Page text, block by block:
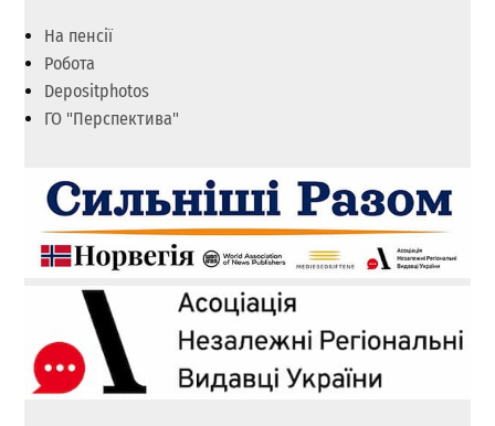
На пенсії
Робота
Depositphotos
ГО "Перспектива"